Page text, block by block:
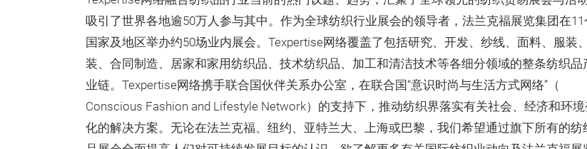
吸引了世界各地逾50万人参与其中。作为全球纺织行业展会的领导者，法兰克福展览集团在11
国家及地区举办约50场业内展会。Texpertise网络覆盖了包括研究、开发、纱线、面料、服装
装、合同制造、居家和家用纺织品、技术纺织品、加工和清洁技术等各细分领域的整条纺织品
业链。Texpertise网络携手联合国伙伴关系办公室，在联合国“意识时尚与生活方式网络”（
Conscious Fashion and Lifestyle Network）的支持下，推动纺织界落实有关社会、经济和环
化的解决方案。无论在法兰克福、纽约、亚特兰大、上海或巴黎，我们希望通过旗下所有的纺